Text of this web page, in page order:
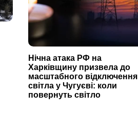
Нічна атака РФ на
Харківщину призвела до
масштабного відключення
світла у Чугуєві: коли
повернуть світло